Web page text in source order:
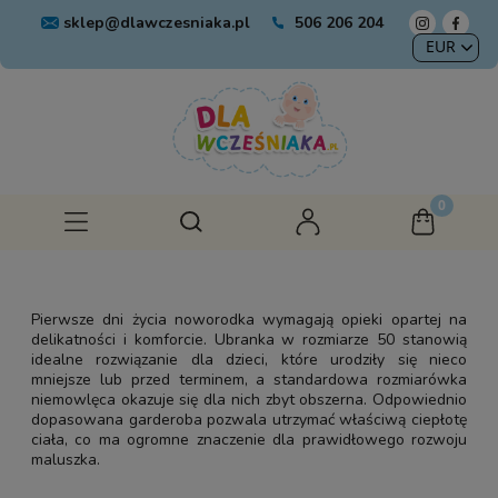
sklep@dlawczesniaka.pl 506 206 204
Pierwsze dni życia noworodka wymagają opieki opartej na
delikatności i komforcie. Ubranka w rozmiarze 50 stanowią
idealne rozwiązanie dla dzieci, które urodziły się nieco
mniejsze lub przed terminem, a standardowa rozmiarówka
niemowlęca okazuje się dla nich zbyt obszerna. Odpowiednio
dopasowana garderoba pozwala utrzymać właściwą ciepłotę
ciała, co ma ogromne znaczenie dla prawidłowego rozwoju
maluszka.